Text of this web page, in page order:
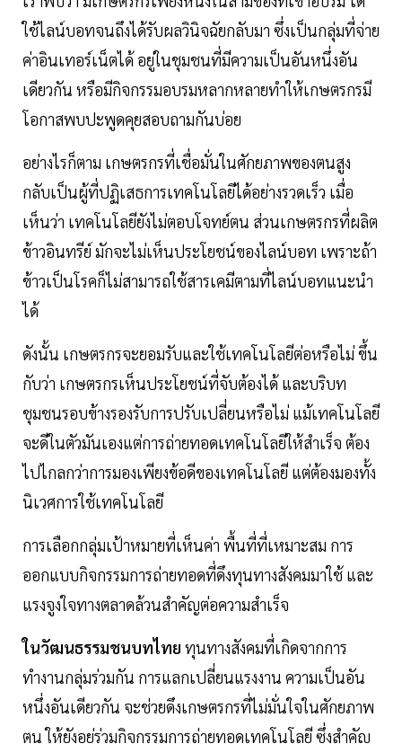
ใช้ไลน์บอทจนถึงได้รับผลวินิจฉัยกลับมา ซึ่งเป็นกลุ่มที่จ่าย
ค่าอินเทอร์เน็ตได้ อยู่ในชุมชนที่มีความเป็นอันหนึ่งอัน
เดียวกัน หรือมีกิจกรรมอบรมหลากหลายทำให้เกษตรกรมี
โอกาสพบปะพูดคุยสอบถามกันบ่อย
อย่างไรก็ตาม เกษตรกรที่เชื่อมั่นในศักยภาพของตนสูง
กลับเป็นผู้ที่ปฏิเสธการเทคโนโลยีได้อย่างรวดเร็ว เมื่อ
เห็นว่า เทคโนโลยียังไม่ตอบโจทย์ตน ส่วนเกษตรกรที่ผลิต
ข้าวอินทรีย์ มักจะไม่เห็นประโยชน์ของไลน์บอท เพราะถ้า
ข้าวเป็นโรคก็ไม่สามารถใช้สารเคมีตามที่ไลน์บอทแนะนำ
ได้
ดังนั้น เกษตรกรจะยอมรับและใช้เทคโนโลยีต่อหรือไม่ ขึ้น
กับว่า เกษตรกรเห็นประโยชน์ที่จับต้องได้ และบริบท
ชุมชนรอบข้างรองรับการปรับเปลี่ยนหรือไม่ แม้เทคโนโลยี
จะดีในตัวมันเองแต่การถ่ายทอดเทคโนโลยีให้สำเร็จ ต้อง
ไปไกลกว่าการมองเพียงข้อดีของเทคโนโลยี แต่ต้องมองทั้ง
นิเวศการใช้เทคโนโลยี
การเลือกกลุ่มเป้าหมายที่เห็นค่า พื้นที่ที่เหมาะสม การ
ออกแบบกิจกรรมการถ่ายทอดที่ดึงทุนทางสังคมมาใช้ และ
แรงจูงใจทางตลาดล้วนสำคัญต่อความสำเร็จ
ในวัฒนธรรมชนบทไทย ทุนทางสังคมที่เกิดจากการ
ทำงานกลุ่มร่วมกัน การแลกเปลี่ยนแรงงาน ความเป็นอัน
หนึ่งอันเดียวกัน จะช่วยดึงเกษตรกรที่ไม่มั่นใจในศักยภาพ
ตน ให้ยังอยู่ร่วมกิจกรรมการถ่ายทอดเทคโนโลยี ซึ่งสำคัญ